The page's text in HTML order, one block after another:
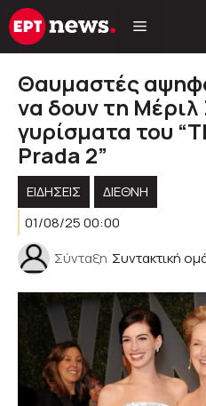
Μετάβαση
σε
Θαυμαστές
να δουν τη Μέριλ
γυρίσματα του
Prada 2”
ΕΙΔΗΣΕΙΣ
ΔΙΕΘΝΗ
01/08/25 00:00
Σύνταξη Συντακτική